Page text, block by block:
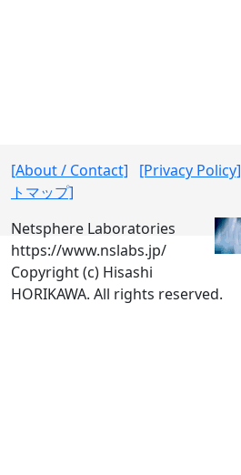
[About / Contact] [Privacy Policy]
トマップ]
Netsphere Laboratories
https://www.nslabs.jp/
Copyright (c) Hisashi
HORIKAWA. All rights reserved.